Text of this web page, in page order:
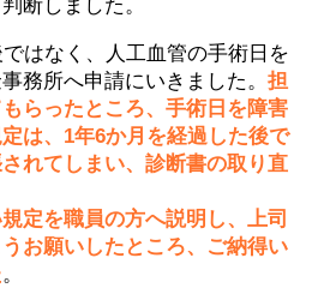
断しました。
はなく、人工血管の手術日を
務所へ申請にいきました。 担
らったところ、手術日を障害
は、1年6か月を経過した後で
れてしまい、診断書の取り直
定を職員の方へ説明し、上司
お願いしたところ、ご納得い
。